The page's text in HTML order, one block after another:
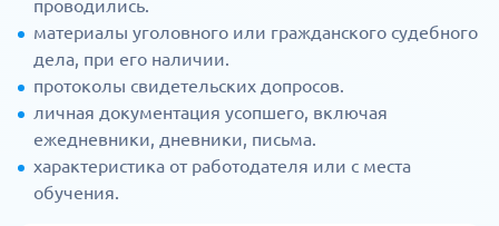
проводились.
материалы уголовного или гражданского судебного
дела, при его наличии.
протоколы свидетельских допросов.
личная документация усопшего, включая
ежедневники, дневники, письма.
характеристика от работодателя или с места
обучения.